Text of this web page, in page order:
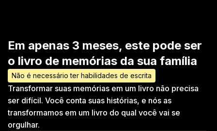
Em apenas 3 meses, este pode ser
o livro de memórias da sua família
Não é necessário ter habilidades de escrita
Transformar suas memórias em um livro não precisa
ser difícil. Você conta suas histórias, e nós as
transformamos em um livro do qual você vai se
orgulhar.